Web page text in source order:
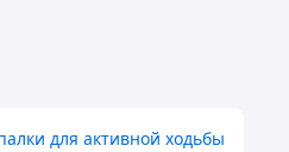
для активной ходьбы